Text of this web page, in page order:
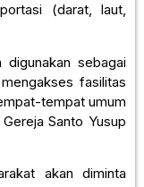
(darat, laut,
digunakan sebagai
fasilitas
tempat umum
Santo Yusup
akan diminta